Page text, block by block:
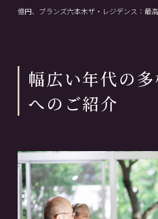
億円、ブランズ六本木ザ・レジデンス：最
幅広い年代の
へのご紹介